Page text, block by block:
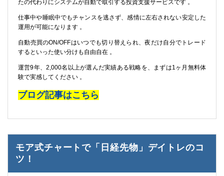
たの代わりにシステムが自動で取引する投資支援サービスです 。
仕事中や睡眠中でもチャンスを逃さず、感情に左右されない安定した
運用が可能になります 。
自動売買のON/OFFはいつでも切り替えられ、夜だけ自分でトレード
するといった使い分けも自由自在 。
運営9年、2,000名以上が選んだ実績ある戦略を、まずは1ヶ月無料体
験で実感してください 。
ブログ記事はこちら
モア式チャートで「日経先物」デイトレのコ
ツ！